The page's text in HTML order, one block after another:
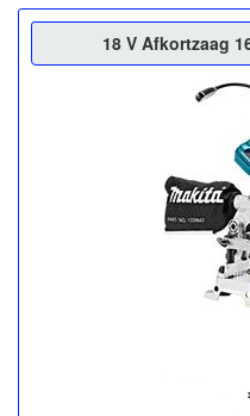
18 V Afkortzaag